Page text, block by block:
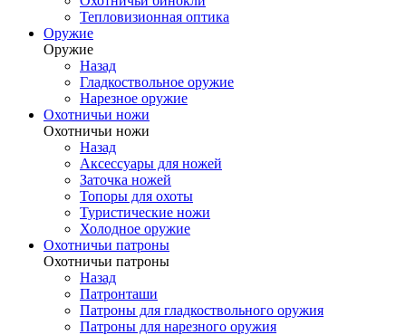
Тепловизионная оптика
Оружие
Оружие
Назад
Гладкоствольное оружие
Нарезное оружие
Охотничьи ножи
Охотничьи ножи
Назад
Аксессуары для ножей
Заточка ножей
Топоры для охоты
Туристические ножи
Холодное оружие
Охотничьи патроны
Охотничьи патроны
Назад
Патронташи
Патроны для гладкоствольного оружия
Патроны для нарезного оружия